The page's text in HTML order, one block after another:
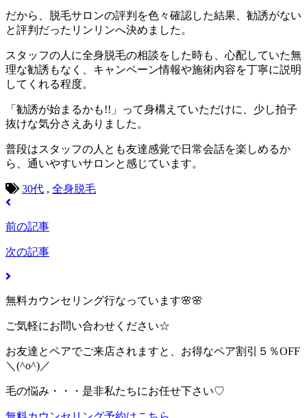
だから、脱毛サロンの評判を色々確認した結果、勧誘がない
と評判だったリンリンへ決めました。
スタッフの人に全身脱毛の相談をした時も、心配していた無
理な勧誘もなく、キャンペーン情報や施術内容を丁寧に説明
してくれる程度。
「勧誘が始まるかも!!」って身構えていただけに、少し拍子
抜けな気分さえありました。
普段はスタッフの人とも友達感覚で日常会話を楽しめるか
ら、通いやすいサロンと感じています。
30代 , 全身脱毛
前の記事
次の記事
無料カウンセリング行なっています🌸🌸
ご気軽にお問い合わせください☆
お友達とペアでご来店されますと、お得なペア割引５％OFF
＼(^o^)／
毛の悩み・・・是非私たちにお任せ下さい♡